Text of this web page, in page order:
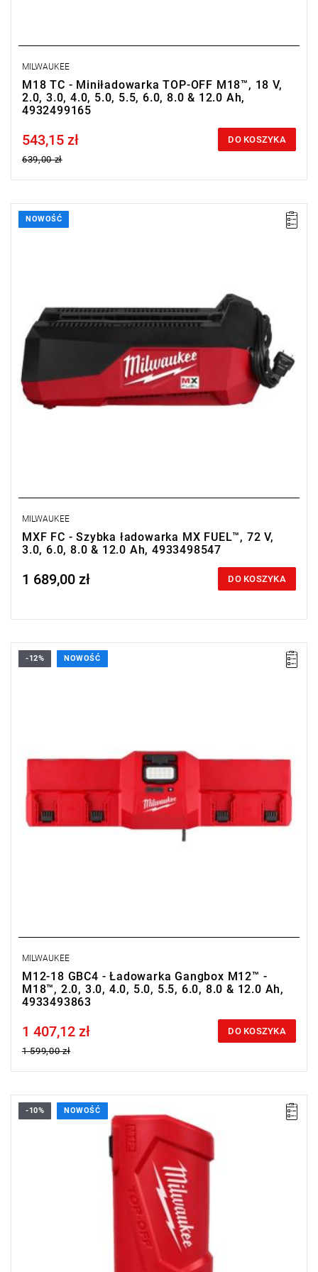
MILWAUKEE
M18 TC - Miniładowarka TOP-OFF M18™, 18 V,
2.0, 3.0, 4.0, 5.0, 5.5, 6.0, 8.0 & 12.0 Ah,
4932499165
Price tax included
543,15 zł
639,00 zł
DO KOSZYKA
NOWOŚĆ
MILWAUKEE
MXF FC - Szybka ładowarka MX FUEL™, 72 V,
3.0, 6.0, 8.0 & 12.0 Ah, 4933498547
Price tax included
1 689,00 zł DO KOSZYKA
-12% NOWOŚĆ
MILWAUKEE
M12-18 GBC4 - Ładowarka Gangbox M12™ -
M18™, 2.0, 3.0, 4.0, 5.0, 5.5, 6.0, 8.0 & 12.0 Ah,
4933493863
Price tax included
1 407,12 zł
1 599,00 zł
DO KOSZYKA
-10% NOWOŚĆ